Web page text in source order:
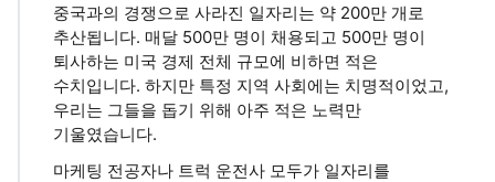
중국과의 경쟁으로 사라진 일자리는 약 200만 개로
추산됩니다. 매달 500만 명이 채용되고 500만 명이
퇴사하는 미국 경제 전체 규모에 비하면 적은
수치입니다. 하지만 특정 지역 사회에는 치명적이었고,
우리는 그들을 돕기 위해 아주 적은 노력만
기울였습니다.
마케팅 전공자나 트럭 운전사 모두가 일자리를